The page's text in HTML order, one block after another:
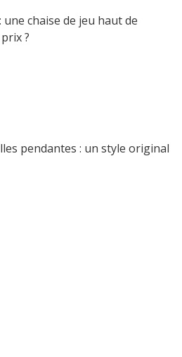
une chaise de jeu haut de
?
pendantes : un style original